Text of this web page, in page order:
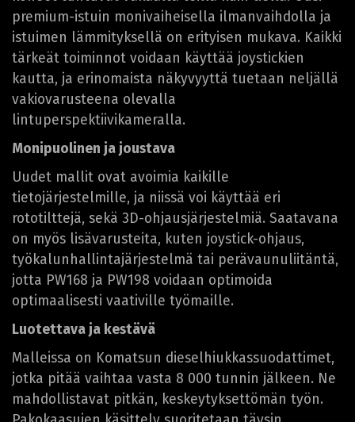
premium-istuin monivaiheisella ilmanvaihdolla ja
istuimen lämmityksellä on erityisen mukava. Kaikki
tärkeät toiminnot voidaan käyttää joystickien
kautta, ja erinomaista näkyvyyttä tuetaan neljällä
vakiovarusteena olevalla
lintuperspektiivikameralla.
Monipuolinen ja joustava
Uudet mallit ovat avoimia kaikille
tietojärjestelmille, ja niissä voi käyttää eri
rototilttejä, sekä 3D-ohjausjärjestelmiä. Saatavana
on myös lisävarusteita, kuten joystick-ohjaus,
työkalunhallintajärjestelmä tai perävaunuliitäntä,
jotta PW168 ja PW198 voidaan optimoida
optimaalisesti vaativille työmaille.
Luotettava ja kestävä
Malleissa on Komatsun dieselhiukkassuodattimet,
jotka pitää vaihtaa vasta 8 000 tunnin jälkeen. Ne
mahdollistavat pitkän, keskeytyksettömän työn.